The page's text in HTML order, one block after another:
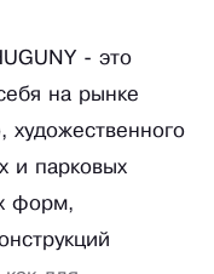
- это
на рынке
художественного
и парковых
форм,